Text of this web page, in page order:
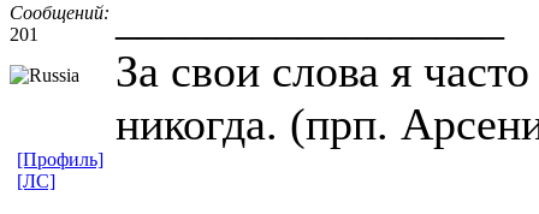
Сообщений:
201
За свои слова я
никогда. (прп.
[Профиль]
[ЛС]